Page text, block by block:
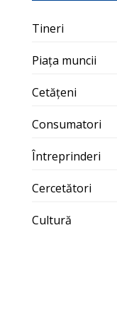
Tineri
Piața muncii
Cetățeni
Consumatori
Întreprinderi
Cercetători
Cultură